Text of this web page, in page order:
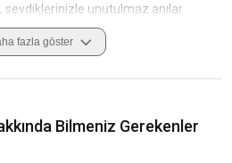
sevdiklerinizle unutulmaz anılar
denizin huzurlu ritmini
biri haline geldi. Yat kiralama
olmamıştı.
Bir Tercihten Öte, Bir
fazla göster
Bilmeniz Gerekenler